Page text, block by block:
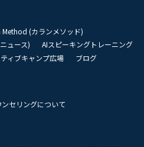
Method (カランメソッド)
ュース)
AIスピーキングトレーニング
ィブキャンプ広場
ブログ
ンセリングについて